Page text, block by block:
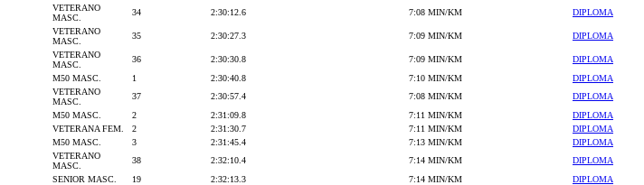
VETERANO
MASC.
34 2:30:12.6 7:08 MIN/KM DIPLOMA
VETERANO
MASC.
35 2:30:27.3 7:09 MIN/KM DIPLOMA
VETERANO
MASC.
36 2:30:30.8 7:09 MIN/KM
DIPLOMA
M50 MASC. 1 2:30:40.8 7:10 MIN/KM
DIPLOMA
VETERANO
MASC.
37 2:30:57.4 7:08 MIN/KM
DIPLOMA
M50 MASC. 2 2:31:09.8 7:11 MIN/KM
DIPLOMA
VETERANA FEM. 2 2:31:30.7 7:11 MIN/KM
DIPLOMA
M50 MASC. 3 2:31:45.4 7:13 MIN/KM
DIPLOMA
VETERANO
MASC.
38 2:32:10.4 7:14 MIN/KM
DIPLOMA
SENIOR MASC. 19 2:32:13.3 7:14 MIN/KM
DIPLOMA